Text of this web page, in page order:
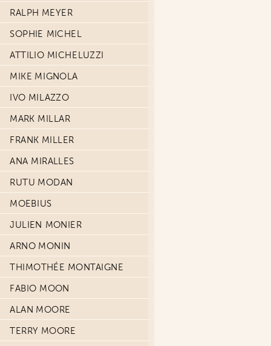
RALPH MEYER
SOPHIE MICHEL
ATTILIO MICHELUZZI
MIKE MIGNOLA
IVO MILAZZO
MARK MILLAR
FRANK MILLER
ANA MIRALLES
RUTU MODAN
MOEBIUS
JULIEN MONIER
ARNO MONIN
THIMOTHÉE MONTAIGNE
FABIO MOON
ALAN MOORE
TERRY MOORE